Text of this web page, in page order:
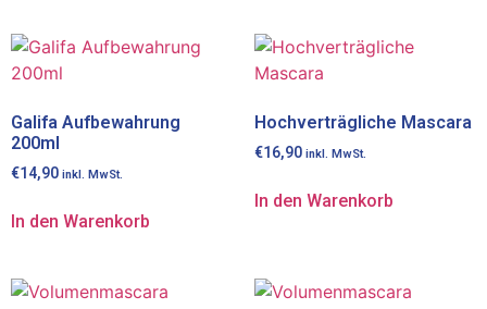
Galifa Aufbewahrung
200ml
€14,90 inkl. MwSt.
In den Warenkorb
Hochverträgliche Mascara
€16,90 inkl. MwSt.
In den Warenkorb